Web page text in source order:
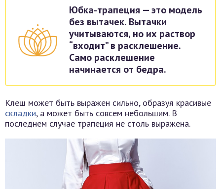
Юбка-трапеция — это модель
без вытачек. Вытачки
учитываются, но их раствор
“входит” в расклешение.
Само расклешение
начинается от бедра.
Клеш может быть выражен сильно, образуя красивые
складки, а может быть совсем небольшим. В
последнем случае трапеция не столь выражена.